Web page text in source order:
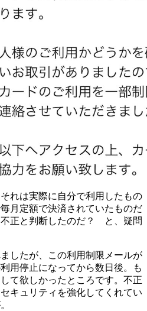
れは実際に自分で利用したもの
月定額で決済されていたものだ
正と判断したのだ？ と、疑問
したが、この利用制限メールが
用停止になってから数日後。も
て欲しかったところです。不正
キュリティを強化してくれてい